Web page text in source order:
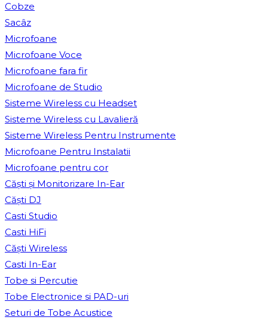
Cobze
Sacâz
Microfoane
Microfoane Voce
Microfoane fara fir
Microfoane de Studio
Sisteme Wireless cu Headset
Sisteme Wireless cu Lavalieră
Sisteme Wireless Pentru Instrumente
Microfoane Pentru Instalatii
Microfoane pentru cor
Căști și Monitorizare In-Ear
Căști DJ
Casti Studio
Casti HiFi
Căști Wireless
Casti In-Ear
Tobe si Percutie
Tobe Electronice si PAD-uri
Seturi de Tobe Acustice